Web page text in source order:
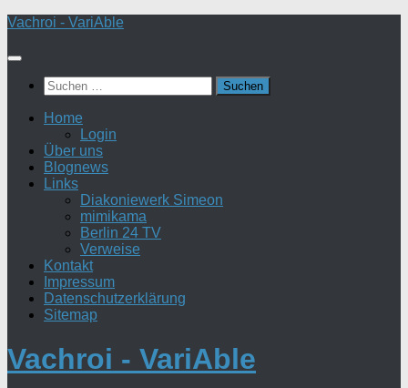
Zum
springen
Vachroi - VariAble
Suchen
nach:
Home
Login
Über uns
Blognews
Links
Diakoniewerk Simeon
mimikama
Berlin 24 TV
Verweise
Kontakt
Impressum
Datenschutzerklärung
Sitemap
Vachroi - VariAble